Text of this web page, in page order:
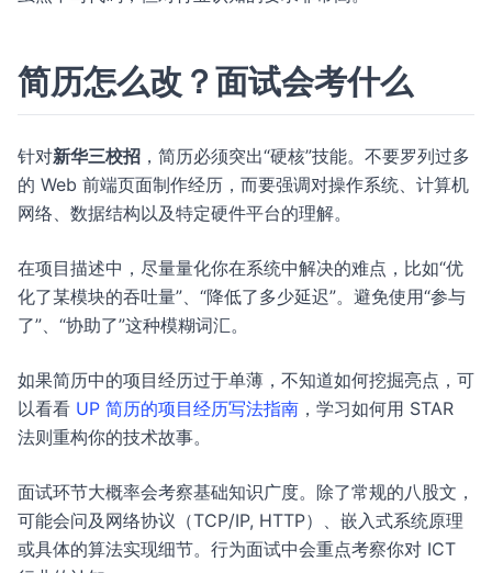
简历怎么改？面试会考什么
针对新华三校招 ，简历必须突出“硬核”技能。不要罗列过多
的 Web 前端页面制作经历，而要强调对操作系统、计算机
网络、数据结构以及特定硬件平台的理解。
在项目描述中，尽量量化你在系统中解决的难点，比如“优
化了某模块的吞吐量”、“降低了多少延迟”。避免使用“参与
了”、“协助了”这种模糊词汇。
如果简历中的项目经历过于单薄，不知道如何挖掘亮点，可
以看看 UP 简历的项目经历写法指南 ，学习如何用 STAR
法则重构你的技术故事。
面试环节大概率会考察基础知识广度。除了常规的八股文，
可能会问及网络协议（TCP/IP, HTTP）、嵌入式系统原理
或具体的算法实现细节。行为面试中会重点考察你对 ICT